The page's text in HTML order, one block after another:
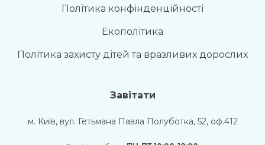
Політика конфінденційності
Екополітика
Політика захисту дітей та вразливих дорослих
Завітати
м. Київ, вул. Гетьмана Павла Полуботка, 52, оф.412